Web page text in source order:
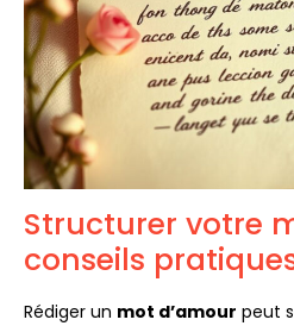
Structurer votre
conseils
Rédiger un mot d’amour peut